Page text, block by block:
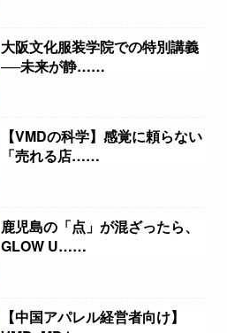
大阪文化服装学院での特別講義
──未来が静……
【VMDの科学】感覚に頼らない
「売れる店……
鹿児島の「点」が混ざったら、
GLOW U……
【中国アパレル経営者向け】